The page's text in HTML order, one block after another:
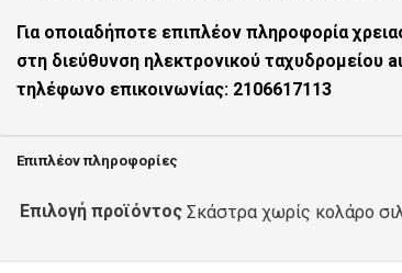
Για οποιαδήποτε επιπλέον πληροφορία
στη διεύθυνση ηλεκτρονικού
τηλέφωνο επικοινωνίας: 2106617113
Επιπλέον πληροφορίες
Επιλογή προϊόντος Σκάστρα χωρίς κολάρο